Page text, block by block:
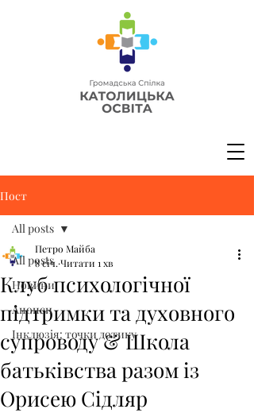
Пост
All posts
Новини
Анонси
Інклюзія: точки дотику
All posts
Клуб психологічної
підтримки та духовного
супроводу & Школа
батьківства разом із
Орисею Сідляр
Петро Майба
8 січ. Читати 1 хв